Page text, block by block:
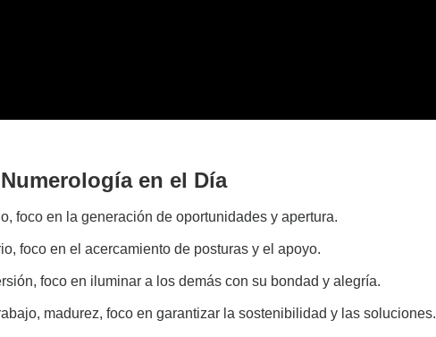
en el Día
foco en la generación de oportunidades y apertura.
foco en el acercamiento de posturas y el apoyo.
foco en iluminar a los demás con su bondad y alegría.
madurez, foco en garantizar la sostenibilidad y las soluciones.